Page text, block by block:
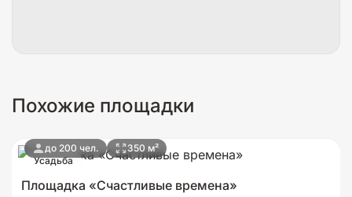
Похожие площадки
Усадьба
до 200 чел. 350 м²
Площадка «Счастливые времена»